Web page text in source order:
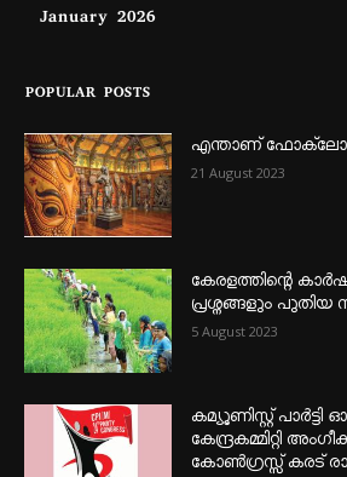
January 2026
POPULAR POSTS
എന്താണ്‌
21 August 2023
കേരളത്തിന്റെ
പ്രശ്നങ്ങളും പുതിയ
5 August 2023
കമ്യൂണിസ്റ്റ് പാർട്ടി
കേന്ദ്രകമ്മിറ്റി
കോൺഗ്രസ്സ് കരട്